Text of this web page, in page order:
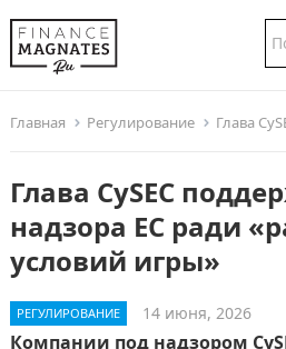
Главная Регулирование Глава CySEC
Глава CySEC
надзора ЕС ради
условий игры»
РЕГУЛИРОВАНИЕ 14 июня, 2026
Компании под надзором